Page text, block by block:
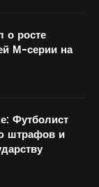
о росте
М-серии на
Футболист
штрафов и